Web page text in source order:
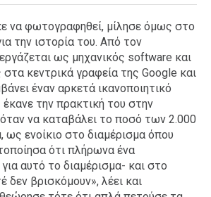
να φωτογραφηθεί, μίλησε όμως στο
την ιστορία του. Από τον
ως μηχανικός software και
κεντρικά γραφεία της Google και
έναν αρκετά ικανοποιητικό
την πρακτική του στην
να καταβάλει το ποσό των 2.000
ως ενοίκιο στο διαμέρισμα όπου
ότι πλήρωνα ένα
αυτό το διαμέρισμα- και στο
δεν βρισκόμουν», λέει και